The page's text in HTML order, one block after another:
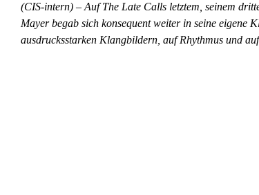
(CIS-intern) – Auf The Late Calls letztem, seinem
Mayer begab sich konsequent weiter in seine eigene
ausdrucksstarken Klangbildern, auf Rhythmus und